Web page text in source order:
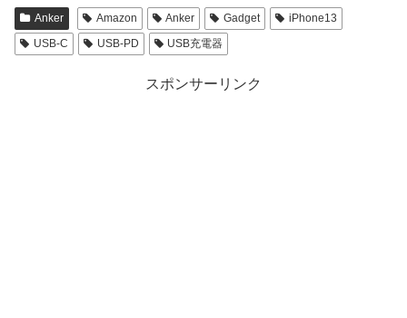
Anker Amazon Anker Gadget
iPhone13
USB-C
USB-PD USB充電器
スポンサーリンク